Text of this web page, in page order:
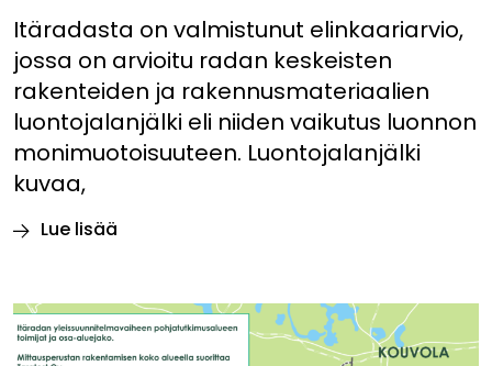
Itäradasta on valmistunut elinkaariarvio,
jossa on arvioitu radan keskeisten
rakenteiden ja rakennusmateriaalien
luontojalanjälki eli niiden vaikutus luonnon
monimuotoisuuteen. Luontojalanjälki
kuvaa,
Lue lisää
rakennettaessa
teräs
ja